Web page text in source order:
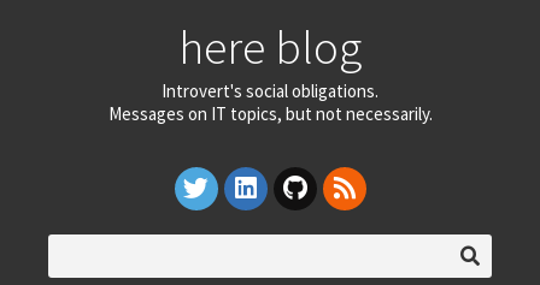
here blog
Introvert's social obligations.
Messages on IT topics, but not necessarily.